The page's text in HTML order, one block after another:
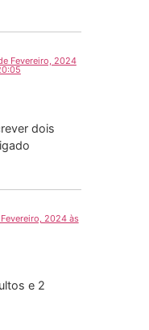
Fevereiro, 2024
dois
2024 às
e 2